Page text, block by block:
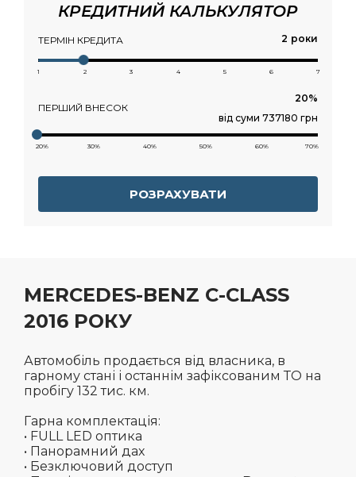
КРЕДИТНИЙ КАЛЬКУЛЯТОР
ТЕРМІН КРЕДИТА роки
1 2 3 4 5 6 7
ПЕРШИЙ ВНЕСОК
від суми 737180 грн
20% 30% 40% 50% 60% 70%
РОЗРАХУВАТИ
MERCEDES-BENZ C-CLASS
2016 РОКУ
Автомобіль продається від власника, в
гарному стані і останнім зафіксованим ТО на
пробігу 132 тис. км.
Гарна комплектація:
• FULL LED оптика
• Панорамний дах
• Безключовий доступ